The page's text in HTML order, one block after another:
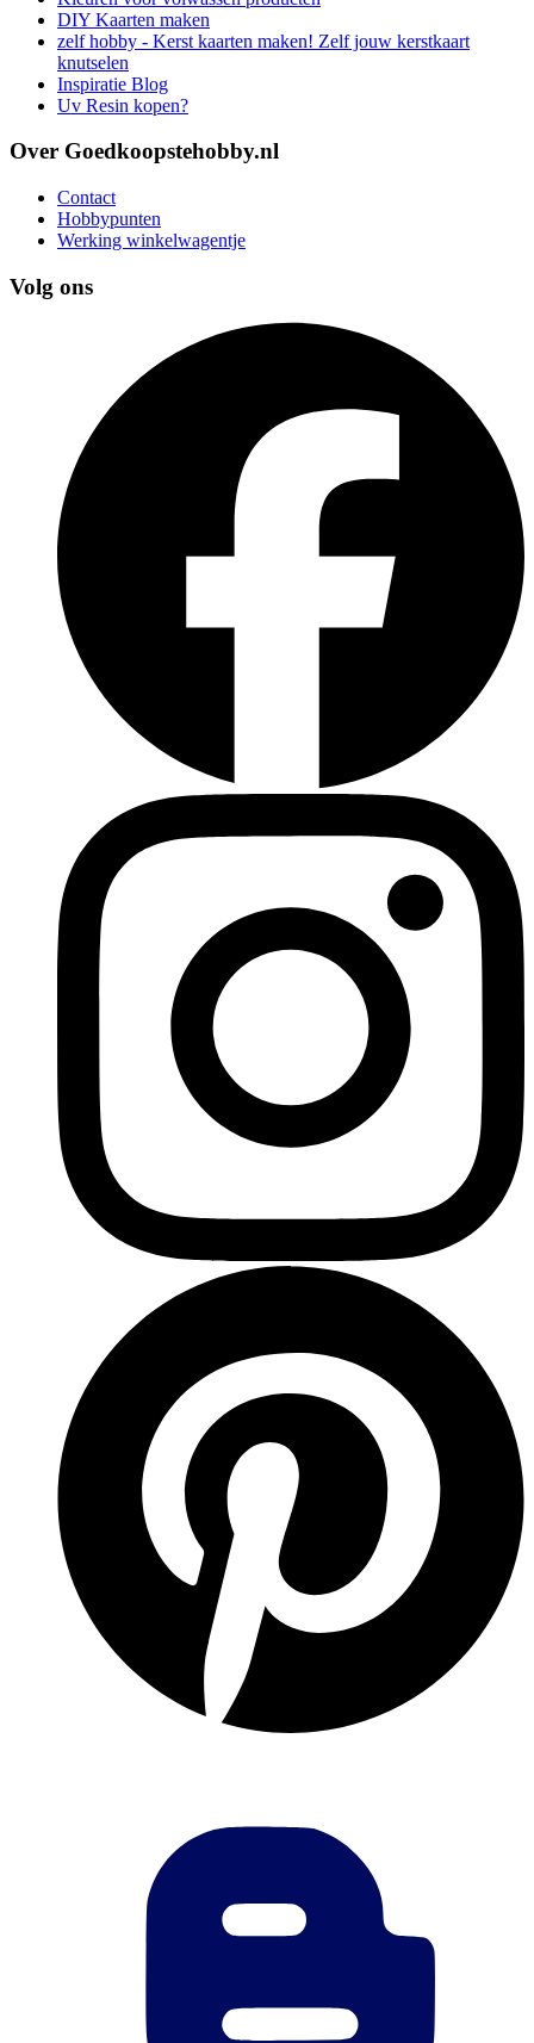
DIY Kaarten maken
zelf hobby - Kerst kaarten maken! Zelf jouw kerstkaart
knutselen
Inspiratie Blog
Uv Resin kopen?
Over Goedkoopstehobby.nl
Contact
Hobbypunten
Werking winkelwagentje
Volg ons